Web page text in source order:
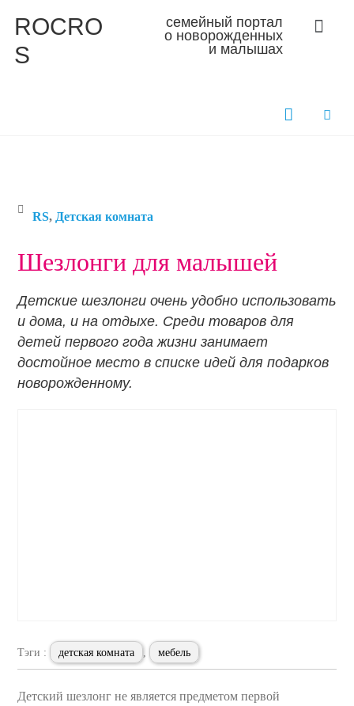
ROCRO
S
семейный портал
о новорожденных
и малышах
RS, Детская комната
Шезлонги для малышей
Детские шезлонги очень удобно использовать
и дома, и на отдыхе. Среди товаров для
детей первого года жизни занимает
достойное место в списке идей для подарков
новорожденному.
Тэги : детская комната мебель
Детский шезлонг не является предметом первой